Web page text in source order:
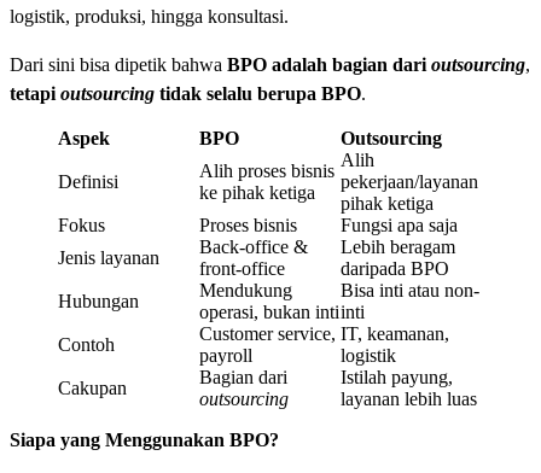
logistik, produksi, hingga konsultasi.
Dari sini bisa dipetik bahwa BPO adalah bagian dari outsourcing,
tetapi outsourcing tidak selalu berupa BPO.
Aspek BPO Outsourcing
Definisi
Alih proses bisnis
ke pihak ketiga
Alih
pekerjaan/layanan
pihak ketiga
Fokus
Proses bisnis
Fungsi apa saja
Jenis layanan
Back-office &
front-office
Lebih beragam
daripada BPO
Hubungan
Mendukung
operasi, bukan inti
Bisa inti atau non-
inti
Contoh
Customer service,
payroll
IT, keamanan,
logistik
Cakupan
Bagian dari
outsourcing
Istilah payung,
layanan lebih luas
Siapa yang Menggunakan BPO?